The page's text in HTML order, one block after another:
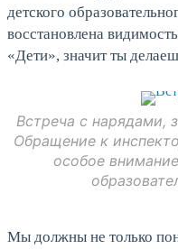
детского
восстановлена
«Дети», значит ты
Встреча с нарядами,
Обращение к
особое
Мы должны не только